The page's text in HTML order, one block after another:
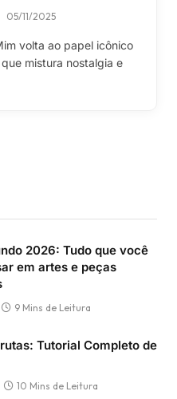
05/11/2025
volta ao papel icônico
mistura nostalgia e
2026: Tudo que você
em artes e peças
9 Mins de Leitura
Tutorial Completo de
10 Mins de Leitura